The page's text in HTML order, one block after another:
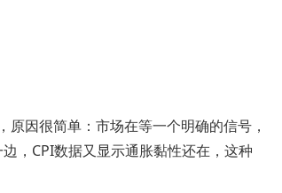
因很简单：市场在等一个明确的信号，
，CPI数据又显示通胀黏性还在，这种